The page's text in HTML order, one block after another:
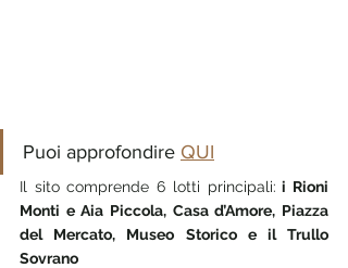
Puoi approfondire QUI
Il sito comprende 6 lotti principali: i Rioni
Monti e Aia Piccola, Casa d’Amore, Piazza
del Mercato, Museo Storico e il Trullo
Sovrano